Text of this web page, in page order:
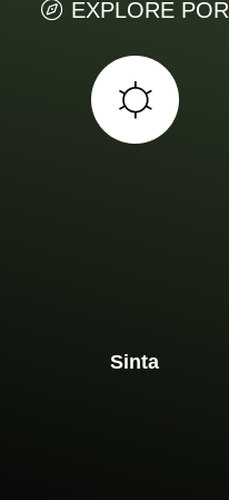
EXPLORE POR
Sinta